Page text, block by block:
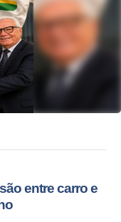
entre carro e